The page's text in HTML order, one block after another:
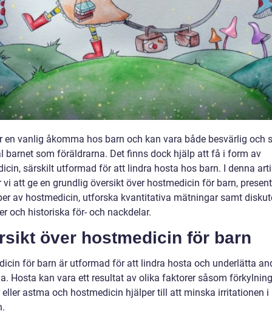
en vanlig åkomma hos barn och kan vara både besvärlig och
barnet som föräldrarna. Det finns dock hjälp att få i form av
särskilt utformad för att lindra hosta hos barn. I denna
vi att ge en grundlig översikt över hostmedicin för barn,
av hostmedicin, utforska kvantitativa mätningar samt
och historiska för- och nackdelar.
över hostmedicin för barn
för barn är utformad för att lindra hosta och underlätta
Hosta kan vara ett resultat av olika faktorer såsom
eller astma och hostmedicin hjälper till att minska irritationen i